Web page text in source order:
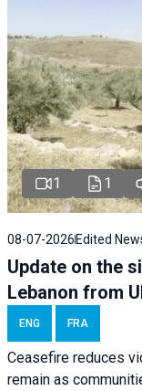
1 1
08-07-2026 Edited
Update on the
Lebanon from
ENG FRA
Ceasefire reduces
remain as